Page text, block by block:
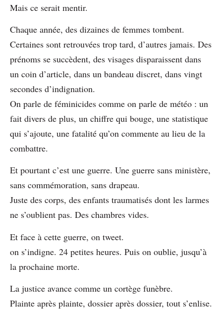
Mais ce serait mentir.
Chaque année, des dizaines de femmes tombent.
Certaines sont retrouvées trop tard, d’autres jamais. Des
prénoms se succèdent, des visages disparaissent dans
un coin d’article, dans un bandeau discret, dans vingt
secondes d’indignation.
On parle de féminicides comme on parle de météo : un
fait divers de plus, un chiffre qui bouge, une statistique
qui s’ajoute, une fatalité qu’on commente au lieu de la
combattre.
Et pourtant c’est une guerre. Une guerre sans ministère,
sans commémoration, sans drapeau.
Juste des corps, des enfants traumatisés dont les larmes
ne s’oublient pas. Des chambres vides.
Et face à cette guerre, on tweet.
on s’indigne. 24 petites heures. Puis on oublie, jusqu’à
la prochaine morte.
La justice avance comme un cortège funèbre.
Plainte après plainte, dossier après dossier, tout s’enlise.